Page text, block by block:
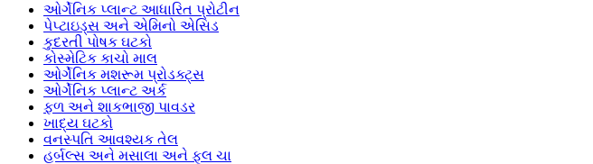
ઓર્ગેનિક પ્લાન્ટ આધારિત પ્રોટીન
પેપ્ટાઇડ્સ અને એમિનો એસિડ
કુદરતી પોષક ઘટકો
કોસ્મેટિક કાચો માલ
ઓર્ગેનિક મશરૂમ પ્રોડક્ટ્સ
ઓર્ગેનિક પ્લાન્ટ અર્ક
ફળ અને શાકભાજી પાવડર
ખાદ્ય ઘટકો
વનસ્પતિ આવશ્યક તેલ
હર્બલ્સ અને મસાલા અને ફૂલ ચા